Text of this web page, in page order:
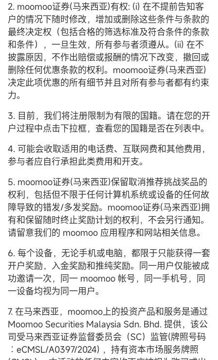
2. moomoo证券(马来西亚)有权: (i) 在不提前告知客
户的情况下随时修改，增加或删除这些条件与条款的
最终决定权（包括合格的筛选标准及符合条件的条款
和条件），一旦生效，所有参与者须遵从。(ii) 在不
披露原因，不作出赔偿或报酬的情况下改变，撤回或
删除任何优惠条款的权利。moomoo证券(马来西亚)
决定此项优惠的所有细节并且对所有参与者都有约束
力。
3. 目前，我们将注册限制为有限的国籍。请在您的开
户过程中点击下拉框，查看您的国籍是否在列表中。
4. 可能会收取适用的电话费、互联网费和其他费用，
参与者应自行承担此类费用和开支。
5. moomoo证券(马来西亚)保留取消推荐挑战奖品的
权利，包括但不限于任何计算机系统或设备的任何故
障导致的错发/多发奖励。moomoo证券(马来西亚)拥
有和保留随时终止奖励计划的权利，不会另行通知。
请留意我们的 moomoo 应用程序和网站相关信息。
6. 每个设备，无论手机或电脑，都限于只能获得一套
开户奖励，入金奖励和推纯奖励。同一用户仅能被成
功邀请一次，同一 moomoo 帐号，同一手机号，同
一设备均视为同一用户。
7. 在马来西亚，moomoo上的投资产品和服务是通过
Moomoo Securities Malaysia Sdn. Bhd. 提供，该公
司受马来西亚证券监督委员会（SC）监管(牌照号码
︰eCMSL/A0397/2024) ，持有资本市场服务牌照